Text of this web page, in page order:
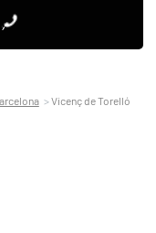
Vicenç de Torelló